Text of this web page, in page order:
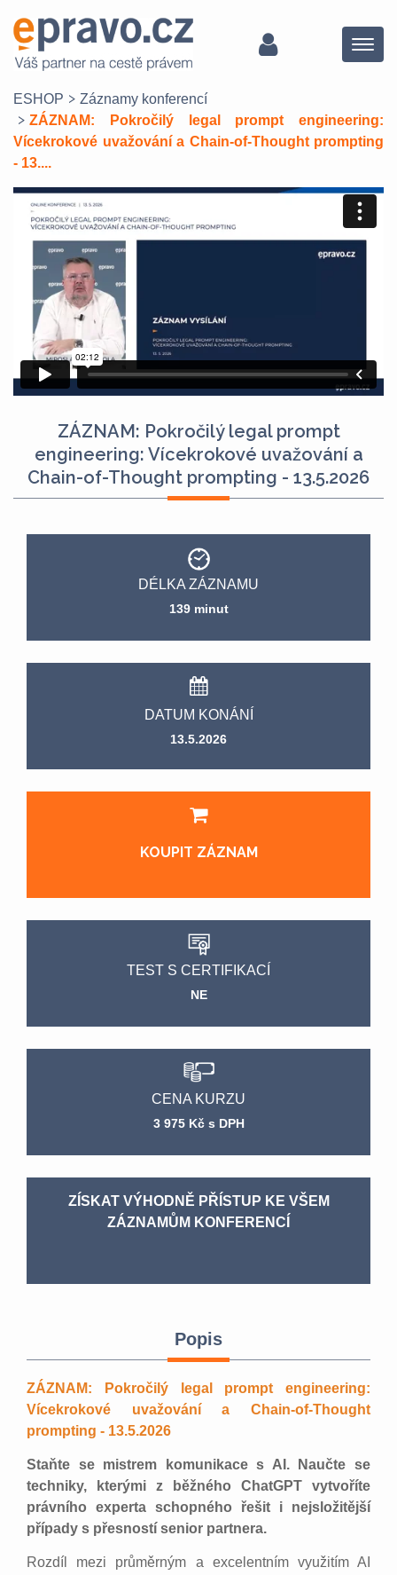
Menu
ESHOP
Záznamy konferencí
ZÁZNAM: Pokročilý legal prompt engineering:
Vícekrokové uvažování a Chain-of-Thought prompting
- 13....
ZÁZNAM: Pokročilý legal prompt
engineering: Vícekrokové uvažování a
Chain-of-Thought prompting - 13.5.2026
DÉLKA ZÁZNAMU
139 minut
DATUM KONÁNÍ
13.5.2026
KOUPIT ZÁZNAM
TEST S CERTIFIKACÍ
NE
CENA KURZU
3 975 Kč s DPH
ZÍSKAT VÝHODNĚ PŘÍSTUP KE VŠEM
ZÁZNAMŮM KONFERENCÍ
Popis
ZÁZNAM: Pokročilý legal prompt engineering:
Vícekrokové uvažování a Chain-of-Thought
prompting - 13.5.2026
Staňte se mistrem komunikace s AI. Naučte se
techniky, kterými z běžného ChatGPT vytvoříte
právního experta schopného řešit i nejsložitější
případy s přesností senior partnera.
Rozdíl mezi průměrným a excelentním využitím AI